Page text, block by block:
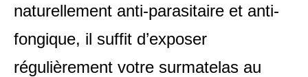
naturellement anti-parasitaire et anti-
fongique, il suffit d’exposer
régulièrement votre surmatelas au